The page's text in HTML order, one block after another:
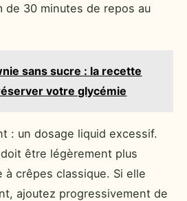
de 30 minutes de repos au
sans sucre : la recette
votre glycémie
: un dosage liquid excessif.
être légèrement plus
à crêpes classique. Si elle
ajoutez progressivement de